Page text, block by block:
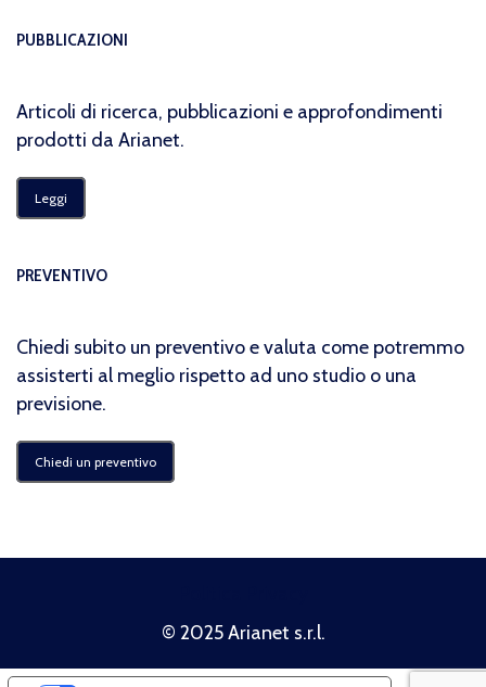
PUBBLICAZIONI
Articoli di ricerca, pubblicazioni e approfondimenti
prodotti da Arianet.
Leggi
PREVENTIVO
Chiedi subito un preventivo e valuta come potremmo
assisterti al meglio rispetto ad uno studio o una
previsione.
Chiedi un preventivo
© 2025 Arianet s.r.l.